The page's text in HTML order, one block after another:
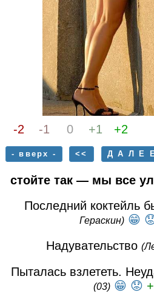
-2 -1 0 +1 +2
- вверх - << Д А Л Е
стойте так — мы все
Последний коктейль
Гераскин) 😁
Надувательство
Пыталась взлететь.
(03) 😁 😟